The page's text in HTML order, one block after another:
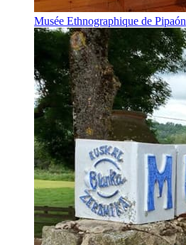
Musée Ethnographique de Pipaón